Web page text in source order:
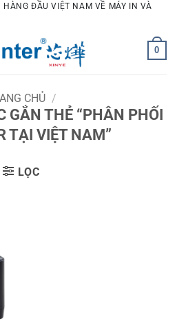
HÀNG ĐẦU VIỆT NAM VỀ MÁY IN VÀ
0
CHỦ /
GẮN THẺ “PHÂN PHỐI
TẠI VIỆT NAM”
LỌC